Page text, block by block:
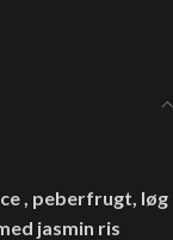
, peberfrugt, løg
jasmin ris